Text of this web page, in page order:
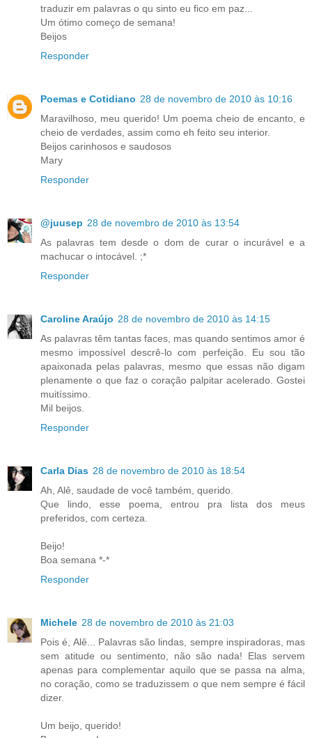
traduzir em palavras o qu sinto eu fico em paz...
Um ótimo começo de semana!
Beijos
Responder
Poemas e Cotidiano 28 de novembro de 2010 às 10:16
Maravilhoso, meu querido! Um poema cheio de encanto, e
cheio de verdades, assim como eh feito seu interior.
Beijos carinhosos e saudosos
Mary
Responder
@juusep 28 de novembro de 2010 às 13:54
As palavras tem desde o dom de curar o incurável e a
machucar o intocável. ;*
Responder
Caroline Araújo 28 de novembro de 2010 às 14:15
As palavras têm tantas faces, mas quando sentimos amor é
mesmo impossível descrê-lo com perfeição. Eu sou tão
apaixonada pelas palavras, mesmo que essas não digam
plenamente o que faz o coração palpitar acelerado. Gostei
muitíssimo.
Mil beijos.
Responder
Carla Dias 28 de novembro de 2010 às 18:54
Ah, Alê, saudade de você também, querido.
Que lindo, esse poema, entrou pra lista dos meus
preferidos, com certeza.
Beijo!
Boa semana *-*
Responder
Michele 28 de novembro de 2010 às 21:03
Pois é, Alê... Palavras são lindas, sempre inspiradoras, mas
sem atitude ou sentimento, não são nada! Elas servem
apenas para complementar aquilo que se passa na alma,
no coração, como se traduzissem o que nem sempre é fácil
dizer.
Um beijo, querido!